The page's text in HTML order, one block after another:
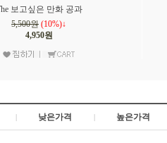
보고싶은 만화 공과
5,500원 (10%)↓
4,950원
| 낮은가격 | 높은가격